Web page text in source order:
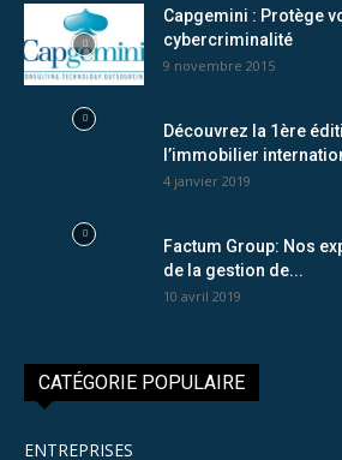
Capgemini : Protège
cybercriminalité
9 novembre 2015
Découvrez la 1ère
l’immobilier
4 janvier 2019
Factum Group: Nos
de la gestion de...
10 avril 2019
CATÉGORIE POPULAIRE
ENTREPRISES